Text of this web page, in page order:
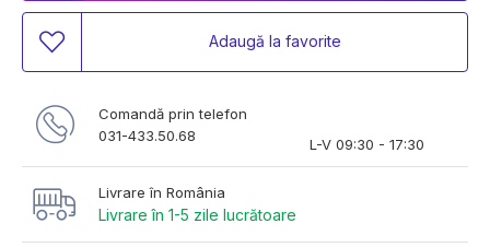
Adaugă la favorite
Comandă prin telefon
031-433.50.68
L-V 09:30 - 17:30
Livrare în România
Livrare în 1-5 zile lucrătoare